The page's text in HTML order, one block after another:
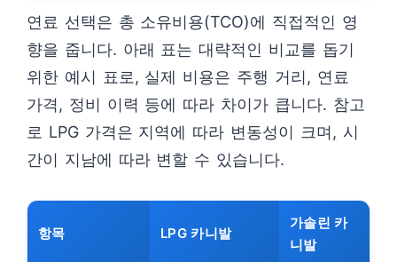
연료 선택은 총 소유비용(TCO)에 직접적인 영
향을 줍니다. 아래 표는 대략적인 비교를 돕기
위한 예시 표로, 실제 비용은 주행 거리, 연료
가격, 정비 이력 등에 따라 차이가 큽니다. 참고
로 LPG 가격은 지역에 따라 변동성이 크며, 시
간이 지남에 따라 변할 수 있습니다.
항목 LPG 카니발
가솔린 카
니발